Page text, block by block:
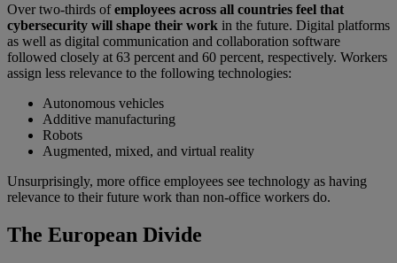
Over two-thirds ofemployees across all countries feel that
cybersecurity will shape their work in the future. Digital platforms
as well as digital communication and collaboration software
followed closely at 63 percent and 60 percent, respectively. Workers
assign less relevance to the following technologies:
Autonomous vehicles
Additive manufacturing
Robots
Augmented, mixed, and virtual reality
Unsurprisingly, more office employees see technology as having
relevance to their future work than non-office workers do.
The European Divide